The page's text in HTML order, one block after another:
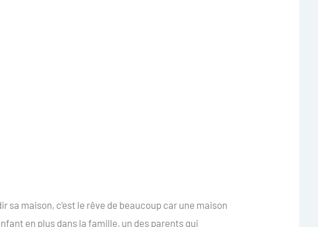
maison, c’est le rêve de beaucoup car une maison
en plus dans la famille, un des parents qui